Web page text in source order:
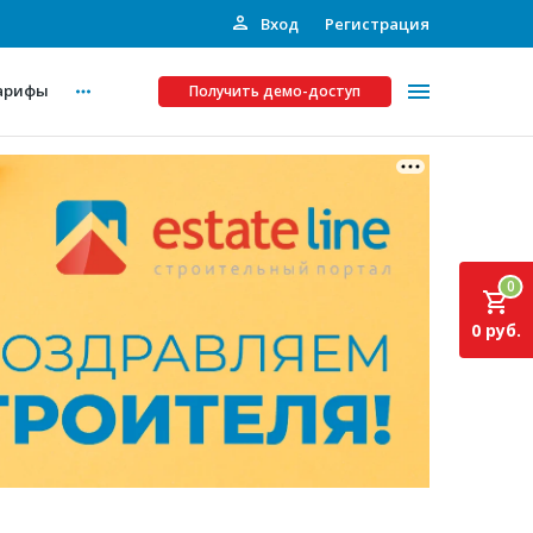
Вход Регистрация
Получить демо-доступ
Платные услуги
Рекламодателям
Инвестпроекты
Подписка на Базу
0
0 руб.